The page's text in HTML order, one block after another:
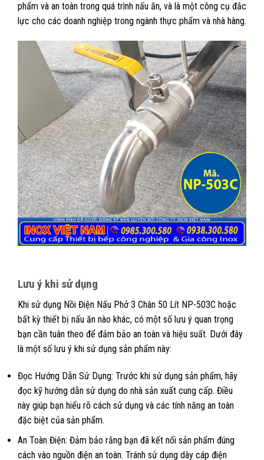
phẩm và an toàn trong quá trình nấu ăn, và là một công cụ đắc
lực cho các doanh nghiệp trong ngành thực phẩm và nhà hàng.
Lưu ý khi sử dụng
Khi sử dụng Nồi Điện Nấu Phở 3 Chân 50 Lít NP-503C hoặc
bất kỳ thiết bị nấu ăn nào khác, có một số lưu ý quan trọng
bạn cần tuân theo để đảm bảo an toàn và hiệu suất. Dưới đây
là một số lưu ý khi sử dụng sản phẩm này:
Đọc Hướng Dẫn Sử Dụng: Trước khi sử dụng sản phẩm, hãy
đọc kỹ hướng dẫn sử dụng do nhà sản xuất cung cấp. Điều
này giúp bạn hiểu rõ cách sử dụng và các tính năng an toàn
đặc biệt của sản phẩm.
An Toàn Điện: Đảm bảo rằng bạn đã kết nối sản phẩm đúng
cách vào nguồn điện an toàn. Tránh sử dụng dây cáp điện